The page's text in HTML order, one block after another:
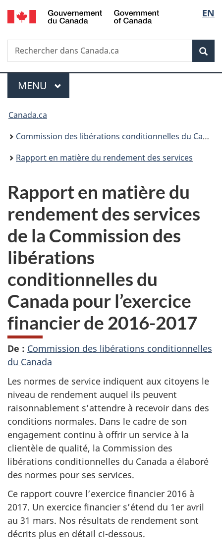
Passer
au
principal
Passer
à
Au
du
Passer
à
version
simplifiée
de
la
EN
Recherche
Rechercher
dans
Menu
MENU PRINCIPAL
Vous
êtes
ici :
Canada.ca
Commission des libérations conditionnelles du Canada
Rapport en matière du rendement des services
Rapport en matière du
rendement des services
de la Commission des
libérations
conditionnelles du
Canada pour l’exercice
financier de 2016-2017
De : Commission des libérations conditionnelles
du Canada
Les normes de service indiquent aux citoyens le
niveau de rendement auquel ils peuvent
raisonnablement s’attendre à recevoir dans des
conditions normales. Dans le cadre de son
engagement continu à offrir un service à la
clientèle de qualité, la Commission des
libérations conditionnelles du Canada a élaboré
des normes pour ses services.
Ce rapport couvre l’exercice financier 2016 à
2017. Un exercice financier s’étend du 1er avril
au 31 mars. Nos résultats de rendement sont
décrits plus en détail ci-dessous.